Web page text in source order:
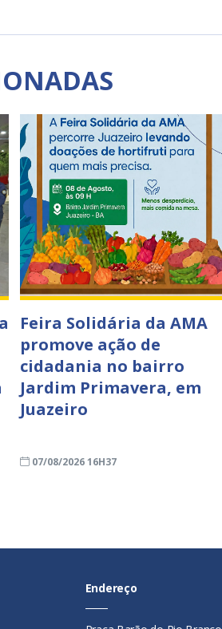
Feira Solidária da AMA
promove ação de
cidadania no bairro
Jardim Primavera, em
Juazeiro
07/08/2026 16H37
Endereço